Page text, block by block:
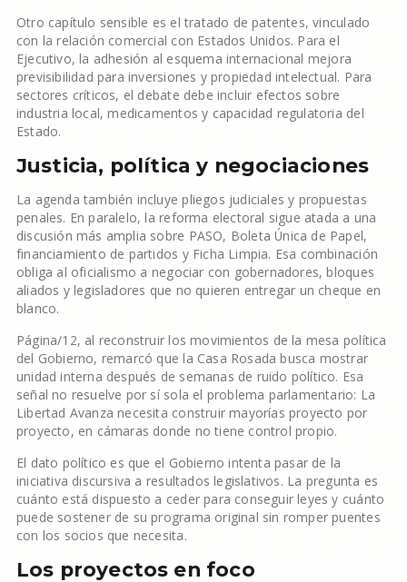
Otro capítulo sensible es el tratado de patentes, vinculado
con la relación comercial con Estados Unidos. Para el
Ejecutivo, la adhesión al esquema internacional mejora
previsibilidad para inversiones y propiedad intelectual. Para
sectores críticos, el debate debe incluir efectos sobre
industria local, medicamentos y capacidad regulatoria del
Estado.
Justicia, política y negociaciones
La agenda también incluye pliegos judiciales y propuestas
penales. En paralelo, la reforma electoral sigue atada a una
discusión más amplia sobre PASO, Boleta Única de Papel,
financiamiento de partidos y Ficha Limpia. Esa combinación
obliga al oficialismo a negociar con gobernadores, bloques
aliados y legisladores que no quieren entregar un cheque en
blanco.
Página/12, al reconstruir los movimientos de la mesa política
del Gobierno, remarcó que la Casa Rosada busca mostrar
unidad interna después de semanas de ruido político. Esa
señal no resuelve por sí sola el problema parlamentario: La
Libertad Avanza necesita construir mayorías proyecto por
proyecto, en cámaras donde no tiene control propio.
El dato político es que el Gobierno intenta pasar de la
iniciativa discursiva a resultados legislativos. La pregunta es
cuánto está dispuesto a ceder para conseguir leyes y cuánto
puede sostener de su programa original sin romper puentes
con los socios que necesita.
Los proyectos en foco